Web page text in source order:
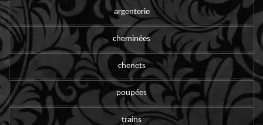
argenterie
cheminées
chenets
poupées
trains